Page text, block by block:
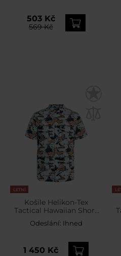
503 Kč
569 Kč
LETNÍ
Košile Helikon-Tex
Tactical Hawaiian Short
Sleeve - Pacific
Odeslání: Ihned
1 450 Kč